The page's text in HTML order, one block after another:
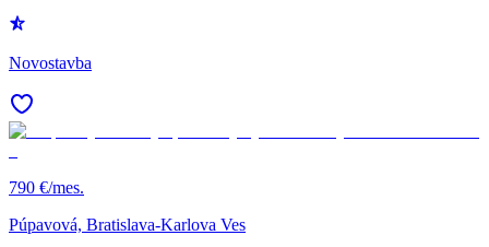
Novostavba
790 €/mes.
Púpavová, Bratislava-Karlova Ves